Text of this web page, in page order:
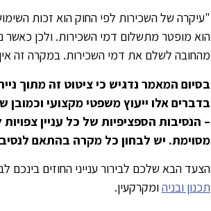
"עיקרה של השכירות לפי החוק הוא זכות
הוא מופטר מתשלום דמי השכירות. ולכן
מהחובה לשלם את דמי השכירות. במקרה זה
בסיום המאמר נדגיש כי ציטוט זה מתוך
בדברים אלו ייעוץ משפטי מקצועי וכמובן
– הנסיבות הספציפיות של כל עניין
מסוימת. יש לבחון כל מקרה בהתאם
הצעד הבא שלכם לבירור ענייני החוזים
תכנון ובניהומקרקעין.